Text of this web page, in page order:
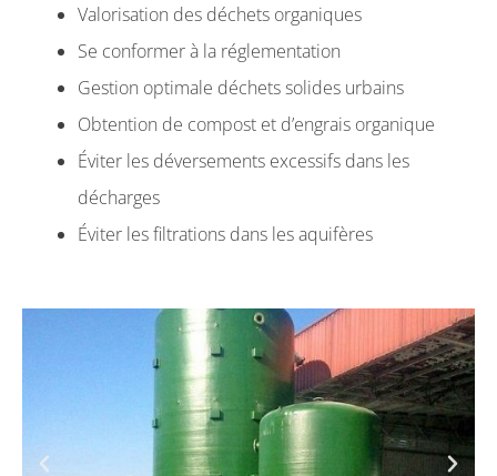
Valorisation des déchets organiques
Se conformer à la réglementation
Gestion optimale déchets solides urbains
Obtention de compost et d’engrais organique
Éviter les déversements excessifs dans les
décharges
Éviter les filtrations dans les aquifères